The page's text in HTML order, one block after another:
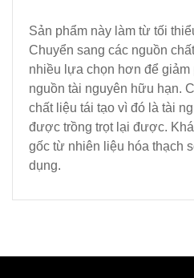
Sản phẩm này làm từ tối
Chuyển sang các nguồn
nhiều lựa chọn hơn để giảm
nguồn tài nguyên hữu hạn.
chất liệu tái tạo vì đó là tài
được trồng trọt lại được.
gốc từ nhiên liệu hóa thạch
dụng.